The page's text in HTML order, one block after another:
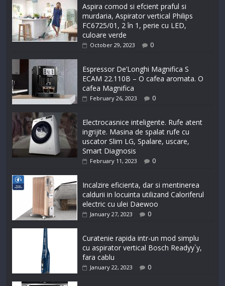
Aspira comod si efcient praful si
murdaria, Aspirator vertical Philips
FC6725/01, 2 în 1, perie cu LED,
culoare verde
October 29, 2023 0
Espressor De’Longhi Magnifica S
ECAM 22.110B – O cafea aromata. O
cafea Magnifica
February 26, 2023 0
Electrocasnice inteligente. Rufe atent
ingrijite. Masina de spalat rufe cu
uscator Slim LG, Spalare, uscare,
Smart Diagnosis
February 11, 2023 0
Incalzire eficienta, dar si mentinerea
caldurii in locuinta utilizand Caloriferul
electric cu ulei Daewoo
January 27, 2023 0
Curatenie rapida intr-un mod simplu
cu aspirator vertical Bosch Readyy`y,
fara cablu
January 22, 2023 0